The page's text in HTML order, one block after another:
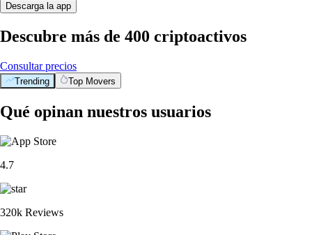
Descarga la app
Descubre más de 400 criptoactivos
Consultar precios
Trending Top Movers
Qué opinan nuestros usuarios
4.7
320k Reviews